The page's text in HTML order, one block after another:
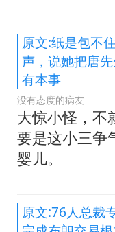
原文:纸是包不
声，说她把唐
有本事
没有态度的病友
大惊小怪，不
要是这小三争
婴儿。
原文:76人总裁